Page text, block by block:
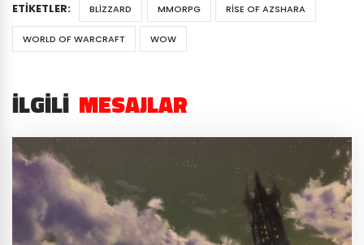
ETIKETLER: BLIZZARD MMORPG RISE OF AZSHARA
WORLD OF WARCRAFT WOW
İLGILI MESAJLAR